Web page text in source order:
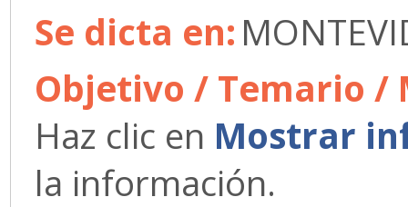
Se dicta en:
Objetivo / Temario /
Haz clic en Mostrar
la información.